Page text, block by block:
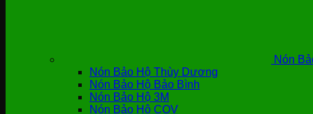
Nón
Nón Bảo Hộ Thùy Dương
Nón Bảo Hộ Bảo Bình
Nón Bảo Hộ 3M
Nón Bảo Hộ COV